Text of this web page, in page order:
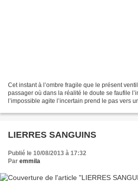
Cet instant à l’ombre fragile que le présent
passager où dans la réalité le doute se faufile
l’impossible agite l’incertain prend le pas vers
LIERRES SANGUINS
Publié le 10/08/2013 à 17:32
Par emmila